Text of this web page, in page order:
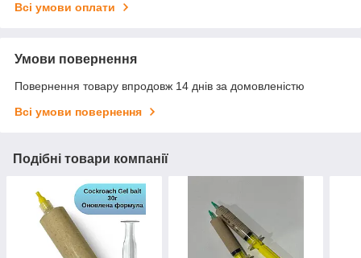
Всі умови оплати
Умови повернення
Повернення товару впродовж 14 днів за домовленістю
Всі умови повернення
Подібні товари компанії